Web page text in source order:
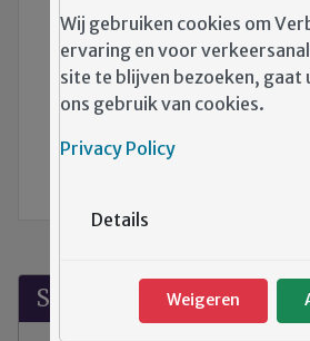
Afbeelding: Spreekbuis Winter 2020
Credits:
Redactie Spreekbuis WLB
Joannaplantsoen/drukkerij
Suggesties?
Wij gebruiken cookies om
ervaring en voor
site te blijven bezoeken, gaat
ons gebruik van cookies.
Privacy Policy
Details
Weigeren